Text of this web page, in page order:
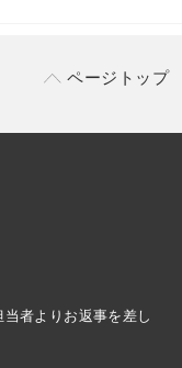
ページトップ
者よりお返事を差し